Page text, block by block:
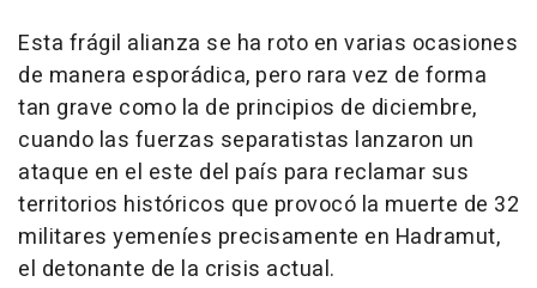
Esta frágil alianza se ha roto en varias ocasiones
de manera esporádica, pero rara vez de forma
tan grave como la de principios de diciembre,
cuando las fuerzas separatistas lanzaron un
ataque en el este del país para reclamar sus
territorios históricos que provocó la muerte de 32
militares yemeníes precisamente en Hadramut,
el detonante de la crisis actual.